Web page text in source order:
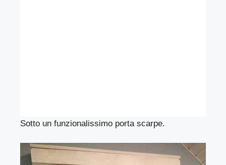
Sotto un funzionalissimo porta scarpe.